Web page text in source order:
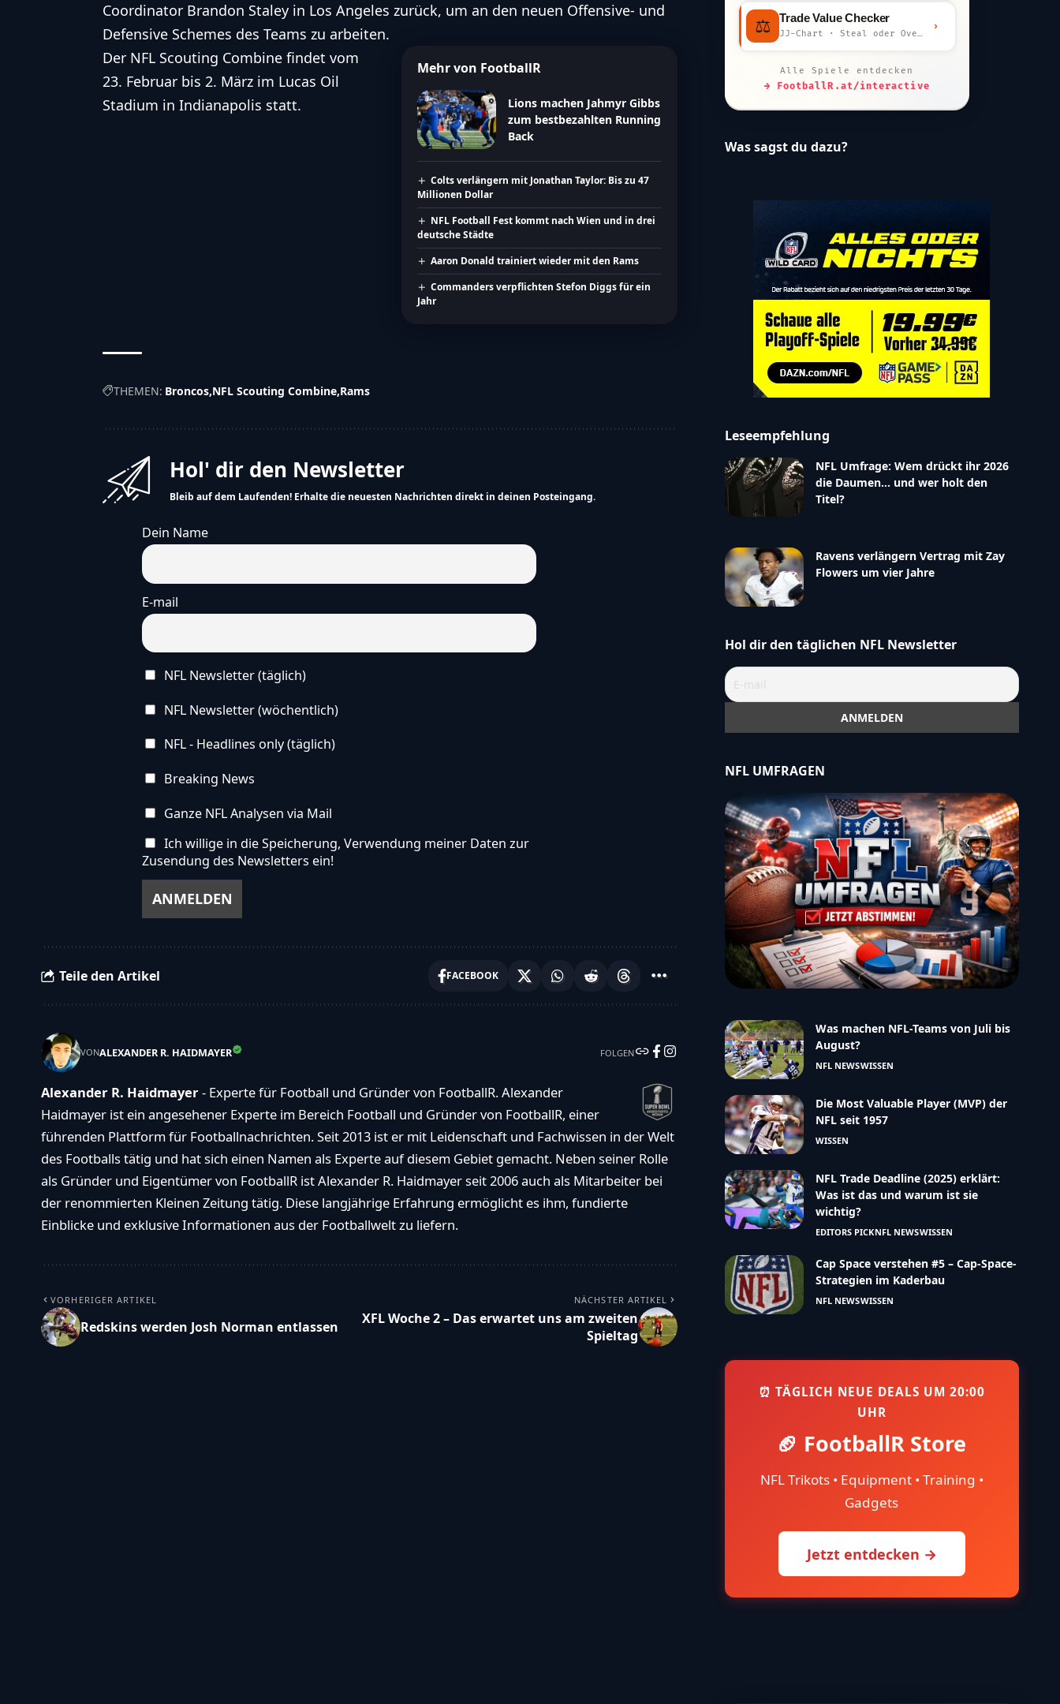
Coordinator Brandon Staley in Los Angeles zurück, um an den neuen Offensive- und
Defensive Schemes des Teams zu arbeiten.
Mehr von FootballR
Lions machen Jahmyr Gibbs
zum bestbezahlten Running
Back
Colts verlängern mit Jonathan Taylor: Bis zu 47
Millionen Dollar
NFL Football Fest kommt nach Wien und in drei
deutsche Städte
Aaron Donald trainiert wieder mit den Rams
Commanders verpflichten Stefon Diggs für ein
Jahr
Der NFL Scouting Combine findet vom
23. Februar bis 2. März im Lucas Oil
Stadium in Indianapolis statt.
THEMEN: Broncos NFL Scouting Combine Rams
Hol' dir den Newsletter
Bleib auf dem Laufenden! Erhalte die neuesten Nachrichten direkt in deinen Posteingang.
Dein Name
E-mail
NFL Newsletter (täglich)
NFL Newsletter (wöchentlich)
NFL - Headlines only (täglich)
Breaking News
Ganze NFL Analysen via Mail
Ich willige in die Speicherung, Verwendung meiner Daten zur
Zusendung des Newsletters ein!
Teile den Artikel FACEBOOK
VONALEXANDER R. HAIDMAYER FOLGEN
Alexander R. Haidmayer- Experte für Football und Gründer von FootballR. Alexander
Haidmayer ist ein angesehener Experte im Bereich Football und Gründer von FootballR, einer
führenden Plattform für Footballnachrichten. Seit 2013 ist er mit Leidenschaft und Fachwissen in der Welt
des Footballs tätig und hat sich einen Namen als Experte auf diesem Gebiet gemacht. Neben seiner Rolle
als Gründer und Eigentümer von FootballR ist Alexander R. Haidmayer seit 2006 auch als Mitarbeiter bei
der renommierten Kleinen Zeitung tätig. Diese langjährige Erfahrung ermöglicht es ihm, fundierte
Einblicke und exklusive Informationen aus der Footballwelt zu liefern.
VORHERIGER ARTIKEL
Redskins werden Josh Norman entlassen
NÄCHSTER ARTIKEL
XFL Woche 2 – Das erwartet uns am zweiten
Spieltag
⚖️ Trade Value Checker
JJ-Chart · Steal oder Overpay?
›
Alle Spiele entdecken
→ FootballR.at/interactive
Was sagst du dazu?
Leseempfehlung
NFL Umfrage: Wem drückt ihr 2026
die Daumen… und wer holt den
Titel?
Ravens verlängern Vertrag mit Zay
Flowers um vier Jahre
Hol dir den täglichen NFL Newsletter
NFL UMFRAGEN
Was machen NFL-Teams von Juli bis
August?
NFL NEWSWISSEN
Die Most Valuable Player (MVP) der
NFL seit 1957
WISSEN
NFL Trade Deadline (2025) erklärt:
Was ist das und warum ist sie
wichtig?
EDITORS PICKNFL NEWSWISSEN
Cap Space verstehen #5 – Cap-Space-
Strategien im Kaderbau
NFL NEWSWISSEN
⏰ TÄGLICH NEUE DEALS UM 20:00
UHR
🏈 FootballR Store
NFL Trikots • Equipment • Training •
Gadgets
Jetzt entdecken →